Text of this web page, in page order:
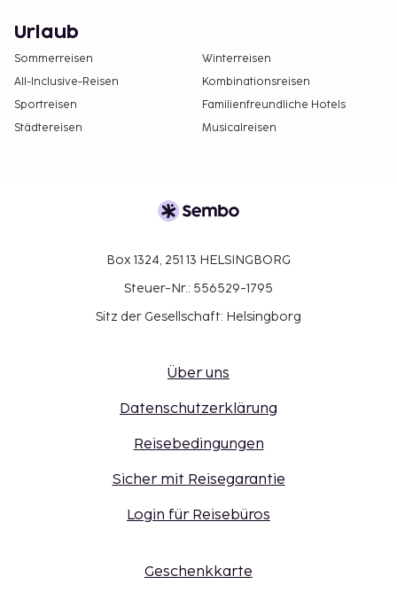
Urlaub
Sommerreisen
Winterreisen
All-Inclusive-Reisen
Kombinationsreisen
Sportreisen
Familienfreundliche Hotels
Städtereisen
Musicalreisen
Box 1324, 251 13 HELSINGBORG
Steuer-Nr.: 556529-1795
Sitz der Gesellschaft: Helsingborg
Über uns
Datenschutzerklärung
Reisebedingungen
Sicher mit Reisegarantie
Login für Reisebüros
Geschenkkarte